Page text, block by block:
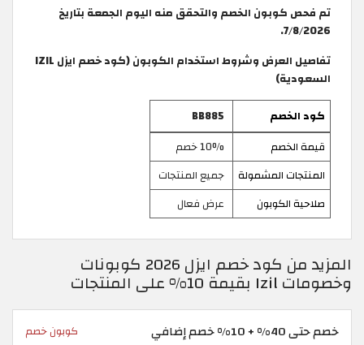
تم فحص كوبون الخصم والتحقق منه اليوم الجمعة بتاريخ
7/8/2026.
تفاصيل العرض وشروط استخدام الكوبون (كود خصم ايزل IZIL
السعودية)
كود الخصم
BB885
قيمة الخصم
10% خصم
المنتجات المشمولة
جميع المنتجات
صلاحية الكوبون
عرض فعال
المزيد من كود خصم ايزل 2026 كوبونات
وخصومات Izil بقيمة 10% على المنتجات
خصم حتى 40% + 10% خصم إضافي كوبون خصم